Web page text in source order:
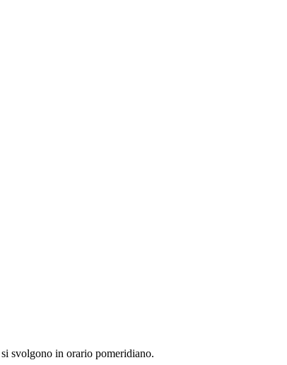
svolgono in orario pomeridiano.